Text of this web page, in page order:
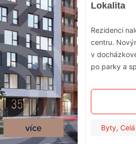
Lokalita
Rezidenci
centru.
v
po parky a
Byty, Celá